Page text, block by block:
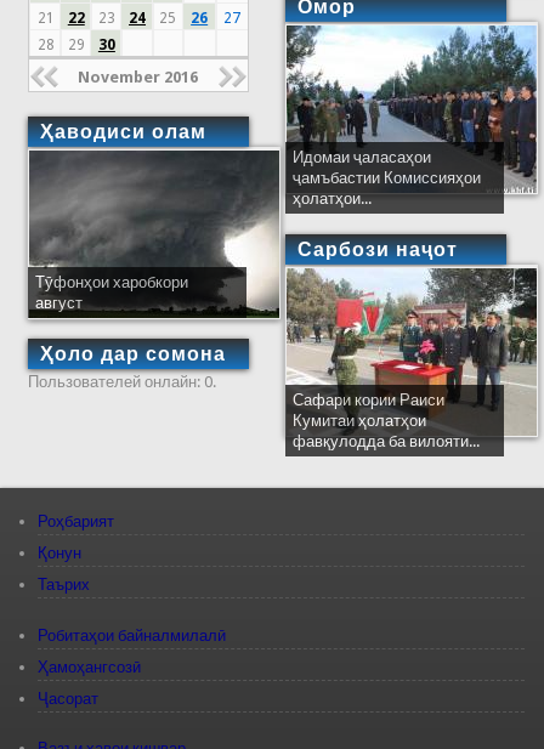
21
22 23 24 25 26
27
28
29 30
November 2016
Ҳаводиси олам
Тӯфонҳои харобкори
август
Ҳоло дар сомона
Пользователей онлайн: 0.
Омор
Идомаи ҷаласаҳои
ҷамъбастии Комиссияҳои
ҳолатҳои...
Сарбози наҷот
Сафари кории Раиси
Кумитаи ҳолатҳои
фавқулодда ба вилояти...
Роҳбарият
Қонун
Таърих
Робитаҳои байналмилалӣ
Ҳамоҳангсозӣ
Ҷасорат